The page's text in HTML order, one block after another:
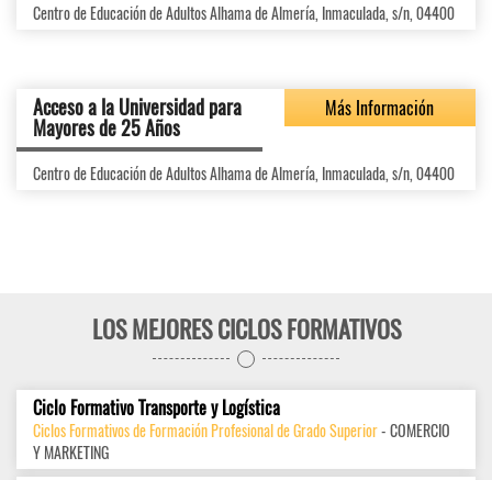
Centro de Educación de Adultos Alhama de Almería, Inmaculada, s/n, 04400
Acceso a la Universidad para
Mayores de 25 Años
Más Información
Centro de Educación de Adultos Alhama de Almería, Inmaculada, s/n, 04400
LOS MEJORES CICLOS FORMATIVOS
Ciclo Formativo Transporte y Logística
Ciclos Formativos de Formación Profesional de Grado Superior- COMERCIO
Y MARKETING